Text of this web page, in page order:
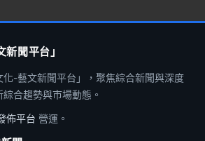
聞平台」
-藝文新聞平台」，聚焦綜合新聞與深度
合趨勢與市場動態。
佈平台 營運。